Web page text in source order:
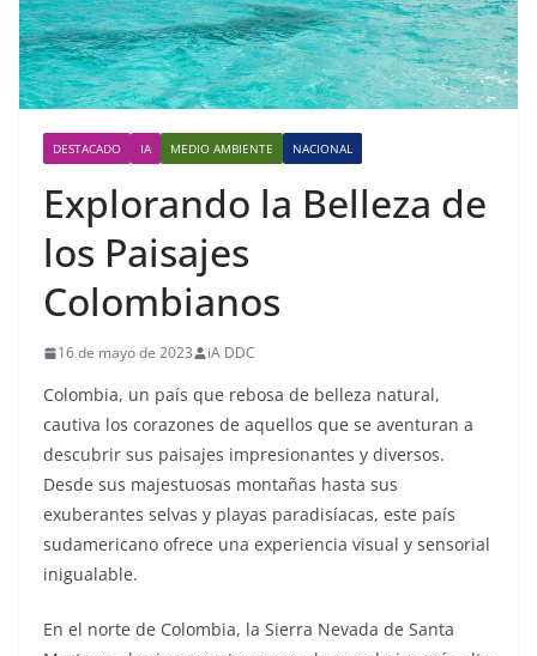
DESTACADO IA MEDIO AMBIENTE NACIONAL
Explorando la Belleza de
los Paisajes
Colombianos
16 de mayo de 2023 iA DDC
Colombia, un país que rebosa de belleza natural,
cautiva los corazones de aquellos que se aventuran a
descubrir sus paisajes impresionantes y diversos.
Desde sus majestuosas montañas hasta sus
exuberantes selvas y playas paradisíacas, este país
sudamericano ofrece una experiencia visual y sensorial
inigualable.
En el norte de Colombia, la Sierra Nevada de Santa